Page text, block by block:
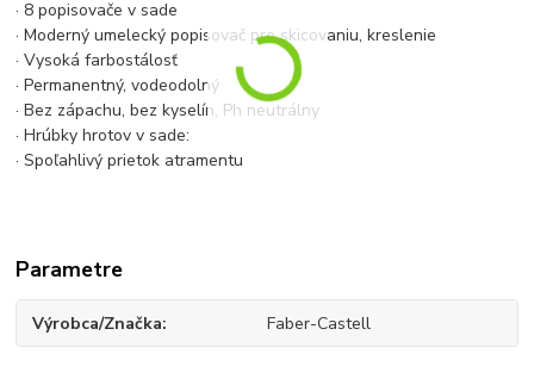
· 8 popisovače v sade
· Moderný umelecký popisovač pre skicovaniu, kreslenie
· Vysoká farbostálosť
· Permanentný, vodeodolný
· Bez zápachu, bez kyselín, Ph neutrálny
· Hrúbky hrotov v sade:
· Spoľahlivý prietok atramentu
Parametre
Výrobca/Značka Faber-Castell